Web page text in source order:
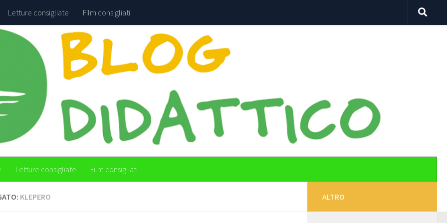
Letture consigliate Film consigliati
Letture consigliate Film consigliati
KLEPERO ALTRO